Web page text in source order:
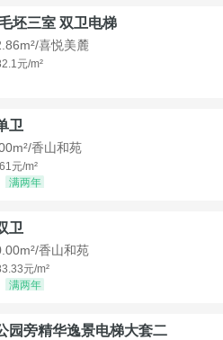
坯三室 双卫电梯
喜悦美麓
元/m²
卫
香山和苑
元/m²
满两年
卫
香山和苑
元/m²
满两年
园旁精华逸景电梯大套二